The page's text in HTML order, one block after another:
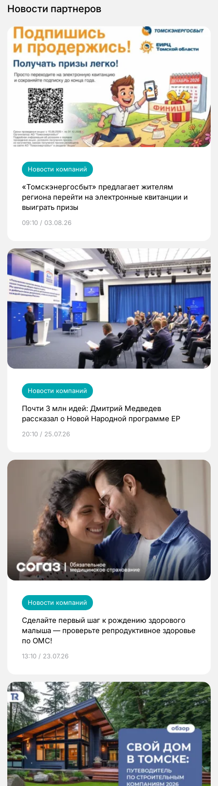
Новости партнеров
Новости компаний
«Томскэнергосбыт» предлагает жителям
региона перейти на электронные квитанции и
выиграть призы
09:10 / 03.08.26
Новости компаний
Почти 3 млн идей: Дмитрий Медведев
рассказал о Новой Народной программе ЕР
20:10 / 25.07.26
Новости компаний
Сделайте первый шаг к рождению здорового
малыша — проверьте репродуктивное здоровье
по ОМС!
13:10 / 23.07.26